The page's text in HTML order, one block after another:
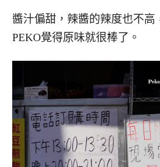
醬汁偏甜，辣醬的辣度也不高
PEKO覺得原味就很棒了。